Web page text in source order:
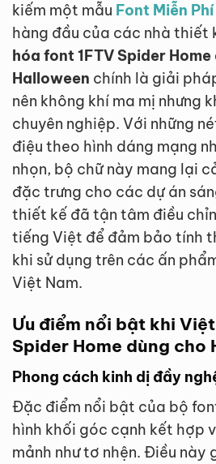
kiếm một mẫu Font Miễn Phí
hàng đầu của các nhà thiết
hóa font 1FTV Spider
Halloween chính là giải
nên không khí ma mị nhưng
chuyên nghiệp. Với những
điệu theo hình dáng mạng
nhọn, bộ chữ này mang lại
đặc trưng cho các dự án
thiết kế đã tận tâm điều
tiếng Việt để đảm bảo tính
khi sử dụng trên các ấn
Việt Nam.
Ưu điểm nổi bật khi
Spider Home dùng cho
Phong cách kinh dị đầy
Đặc điểm nổi bật của bộ
hình khối góc cạnh kết hợp
mảnh như tơ nhện. Điều này